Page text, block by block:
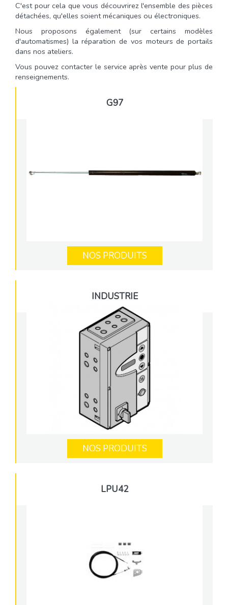
C'est pour cela que vous découvrirez l'ensemble des pièces
détachées, qu'elles soient mécaniques ou électroniques.
Nous proposons également (sur certains modèles
d'automatismes) la réparation de vos moteurs de portails
dans nos ateliers.
Vous pouvez contacter le service après vente pour plus de
renseignements.
G97
NOS PRODUITS
INDUSTRIE
NOS PRODUITS
LPU42